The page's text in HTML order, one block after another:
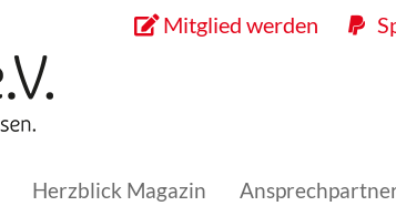
Mitglied werden
Herzblick Magazin